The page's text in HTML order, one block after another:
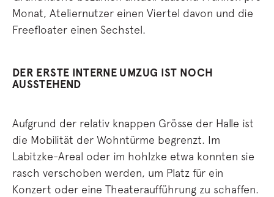
Monat, Ateliernutzer einen Viertel davon und die
Freefloater einen Sechstel.
DER ERSTE INTERNE UMZUG IST NOCH
AUSSTEHEND
Aufgrund der relativ knappen Grösse der Halle ist
die Mobilität der Wohntürme begrenzt. Im
Labitzke-Areal oder im hohlzke etwa konnten sie
rasch verschoben werden, um Platz für ein
Konzert oder eine Theateraufführung zu schaffen.